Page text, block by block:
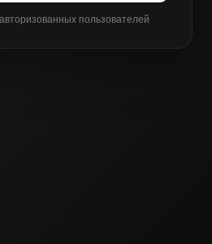
пользователей